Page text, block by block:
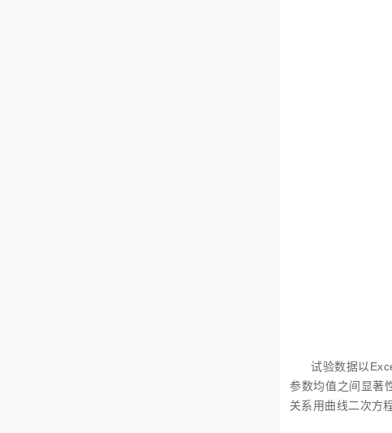
试验数据以
参数均值之间显著
关系用曲线二次方